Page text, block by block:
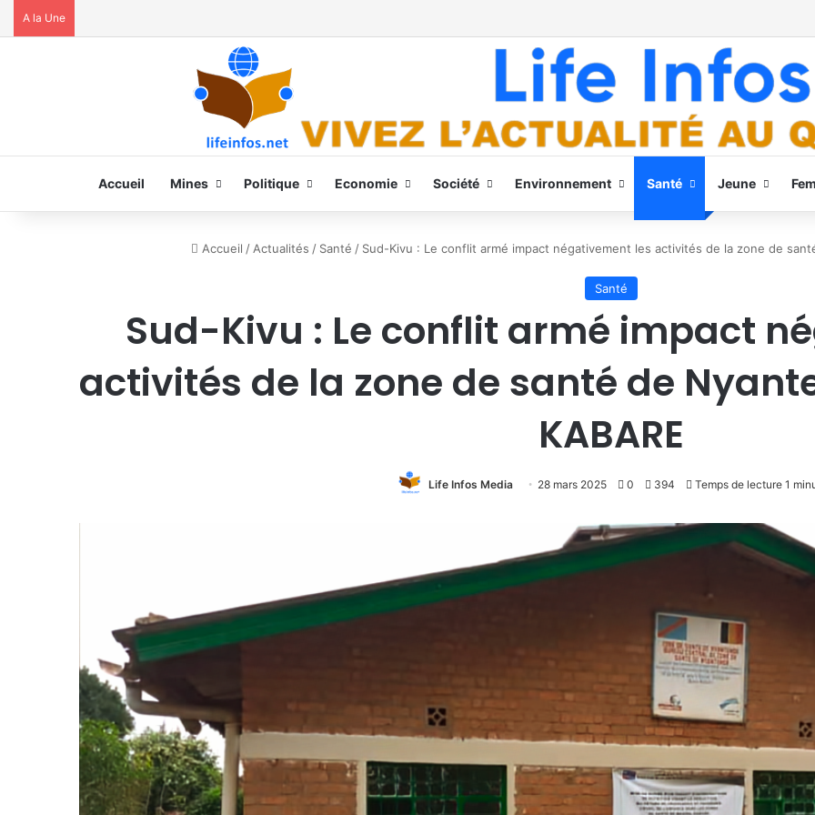
A la Une
Accueil Mines Politique Economie Société Environnement Santé Jeune
Accueil / Actualités / Santé / Sud-Kivu : Le conflit armé impact négativement les activités de la zone de
Santé
Sud-Kivu : Le conflit armé impact
activités de la zone de santé de
KABARE
Life Infos Media 28 mars 2025 0 394 Temps de lecture 1